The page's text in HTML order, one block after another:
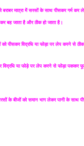
मात्रा में सरसों के साथ पीसकर गर्म कर
बह जाता है और ठीक हो जाता है।
पीसकर विद्रधि या फोड़ा पर लेप करने से ठीक
विद्रधि या फोड़े पर लेप करने से फोड़ा पककर
के बीजों को समान भाग लेकर पानी के साथ